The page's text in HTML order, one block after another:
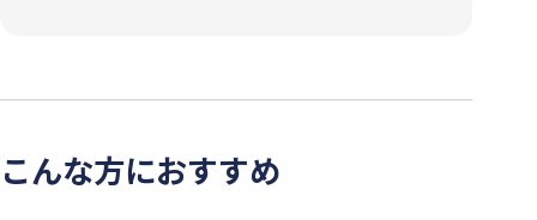
こんな方におすすめ